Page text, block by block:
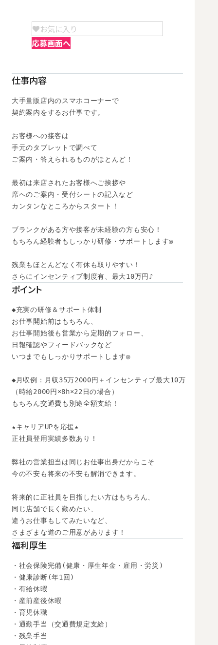
お気に入り
応募画面へ
仕事内容
大手量販店内のスマホコーナーで
契約案内をするお仕事です。
お客様への接客は
手元のタブレットで調べて
ご案内・答えられるものがほとんど！
最初は来店されたお客様へご挨拶や
席へのご案内・受付シートの記入など
カンタンなところからスタート！
ブランクがある方や接客が未経験の方も安心！
もちろん経験者もしっかり研修・サポートします◎
残業もほとんどなく有休も取りやすい！
さらにインセンティブ制度有、最大10万円♪
ポイント
◆充実の研修＆サポート体制
お仕事開始前はもちろん、
お仕事開始後も営業から定期的フォロー、
日報確認やフィードバックなど
いつまでもしっかりサポートします◎
◆月収例：月収35万2000円＋インセンティブ最大10万
（時給2000円×8h×22日の場合）
もちろん交通費も別途全額支給！
★キャリアUPを応援★
正社員登用実績多数あり！
弊社の営業担当は同じお仕事出身だからこそ
今の不安も将来の不安も解消できます。
将来的に正社員を目指したい方はもちろん、
同じ店舗で長く勤めたい、
違うお仕事もしてみたいなど、
さまざまな道のご用意があります！
福利厚生
・社会保険完備(健康・厚生年金・雇用・労災)
・健康診断(年1回)
・有給休暇
・産前産後休暇
・育児休職
・通勤手当（交通費規定支給）
・残業手当